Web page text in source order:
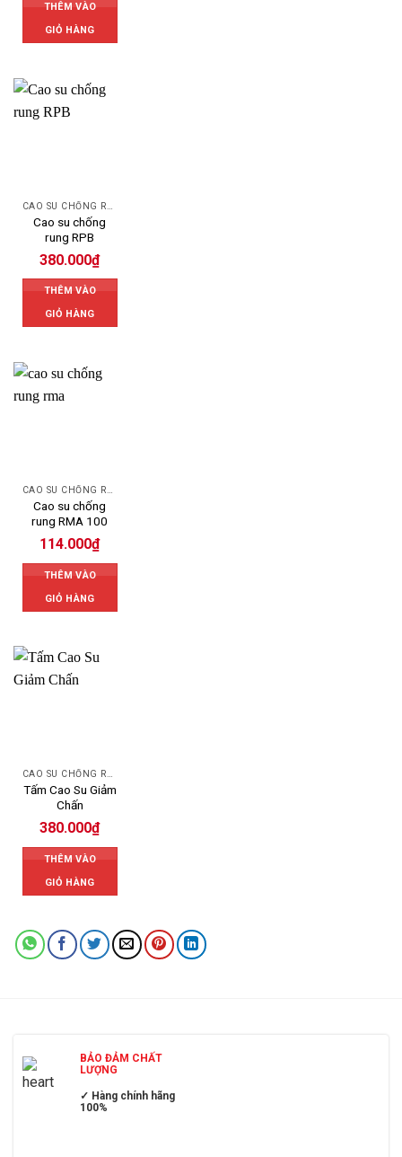
THÊM VÀO
GIỎ HÀNG
Cao su chống
rung RPB
380.000₫
THÊM VÀO
GIỎ HÀNG
Cao su chống
rung RMA 100
114.000₫
THÊM VÀO
GIỎ HÀNG
Tấm Cao Su Giảm
Chấn
380.000₫
THÊM VÀO
GIỎ HÀNG
BẢO ĐẢM CHẤT
LƯỢNG
✓ Hàng chính hãng
100%